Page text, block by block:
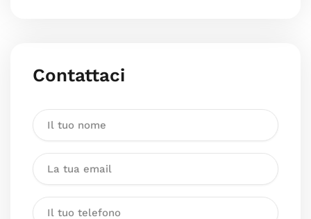
Contattaci